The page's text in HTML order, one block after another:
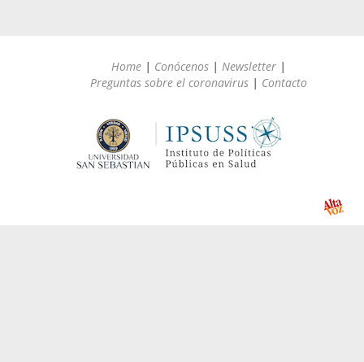
Home | Conócenos | Newsletter |
Preguntas sobre el coronavirus | Contacto